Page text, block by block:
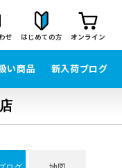
せ はじめての方 オンライン
い商品 新入荷ブログ